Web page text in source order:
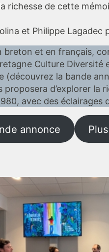
richesse de cette
et Philippe Lagadec
et en français,
Culture Diversité
(découvrez la bande
d’explorer la
avec des
annonce